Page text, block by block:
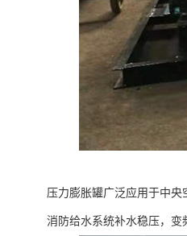
压力膨胀罐广泛应用于中央
消防给水系统补水稳压，变